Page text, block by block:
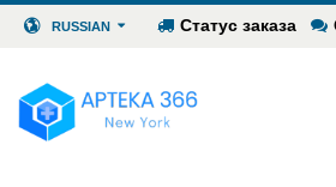
RUSSIAN Статус заказа